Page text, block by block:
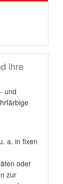
ihre
und
a. in fixen
oder
zur